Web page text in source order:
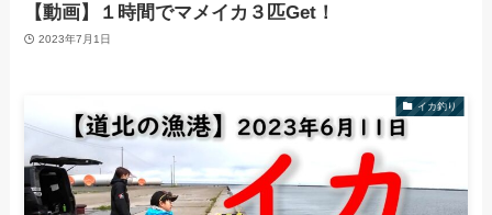
【動画】１時間でマメイカ３匹Get！
2023年7月1日
イカ釣り